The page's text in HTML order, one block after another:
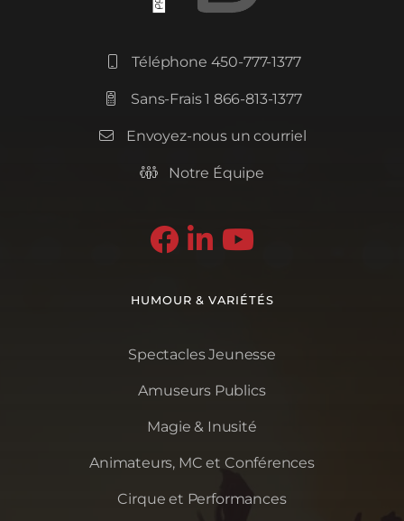
Téléphone 450-777-1377
 Sans-Frais 1 866-813-1377
 Envoyez-nous un courriel
 Notre Équipe
  
HUMOUR & VARIÉTÉS
Spectacles Jeunesse
Amuseurs Publics
Magie & Inusité
Animateurs, MC et Conférences
Cirque et Performances